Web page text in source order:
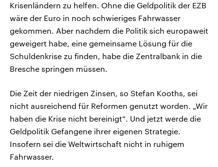
Krisenländern zu helfen. Ohne die Geldpolitik der EZB
wäre der Euro in noch schwieriges Fahrwasser
gekommen. Aber nachdem die Politik sich europaweit
geweigert habe, eine gemeinsame Lösung für die
Schuldenkrise zu finden, habe die Zentralbank in die
Bresche springen müssen.
Die Zeit der niedrigen Zinsen, so Stefan Kooths, sei
nicht ausreichend für Reformen genutzt worden. „Wir
haben die Krise nicht bereinigt“. Und jetzt werde die
Geldpolitik Gefangene ihrer eigenen Strategie.
Insofern sei die Weltwirtschaft nicht in ruhigem
Fahrwasser.